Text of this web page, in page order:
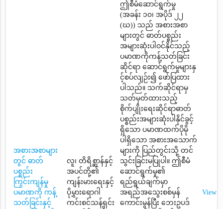
အစားအစာများ
တွင် ဓာတ်
ပစ္စည်း
ကြွင်းကျန်မှု
ပမာဏကို ကန့်
သတ်ခြင်းနှင့်
လူ၊ တိရိစ္ဆာန်နှင့်
အပင်တို့၏
ကျန်းမားရေးနှင့်
ပိုမွှားရောဂါ
ကင်းစင်သန့်ရှင်း
ဤစီမံဆောင်ရွက်မှု
(အခန်း ၁၀၊ အပိုဒ် ၂၂
(ဃ)) သည် အစားအစာ
များတွင် ဓာတ်ပစ္စည်း
အများဆုံးပါဝင်နိုင်သည့်
ပမာဏကိုကန့်သတ်ခြင်း
ဆိုင်ရာ ဆောင်ရွက်မှုများနှ
င့်စပ်လျဉ်း၍ ဖော်ပြထား
ပါသည်။ သက်ဆိုင်ရာမှ
သတ်မှတ်ထားသည့်
စိုက်ပျိုးရေးဆိုင်ရာဓာတ်
ပစ္စည်းအများဆုံးပါနိုင်ခွင့်
ရှိသော ပမာဏထက်ပိုမို
ပါရှိသော အစားအသောက်
များကို ပြည်တွင်းသို့ တင်
သွင်းခြင်းမပြုပါ။ ဤစီမံ
ဆောင်ရွက်မှု၏
ရည်ရွယ်ချက်မှာ
အရည်အသွေးစစ်မှန်
ကောင်းမွန်ပြီး ဘေးဥပဒ်
View